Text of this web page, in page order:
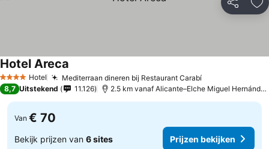
Delen
4 SterrenHotel Mediterraan dineren bij Restaurant Carabí
Hotel Areca
8,7 Uitstekend 11.126 2.5 km vanaf Alicante–Elche Miguel Hernández Airport
Van € 70
Bekijk prijzen van 6 sites Prijzen bekijken